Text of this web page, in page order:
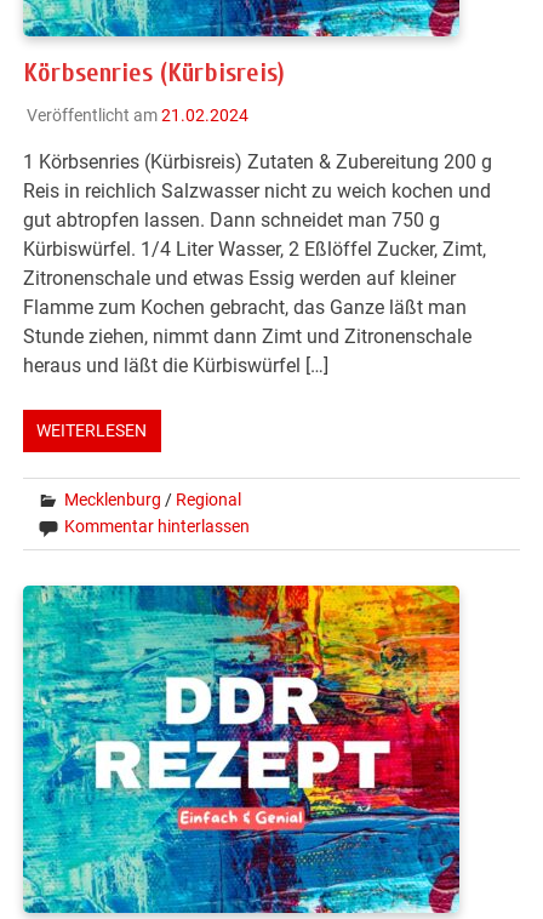
Körbsenries (Kürbisreis)
Veröffentlicht am21.02.2024
1 Körbsenries (Kürbisreis) Zutaten & Zubereitung 200 g
Reis in reichlich Salzwasser nicht zu weich kochen und
gut abtropfen lassen. Dann schneidet man 750 g
Kürbiswürfel. 1/4 Liter Wasser, 2 Eßlöffel Zucker, Zimt,
Zitronenschale und etwas Essig werden auf kleiner
Flamme zum Kochen gebracht, das Ganze läßt man
Stunde ziehen, nimmt dann Zimt und Zitronenschale
heraus und läßt die Kürbiswürfel […]
WEITERLESEN
Mecklenburg / Regional
Kommentar hinterlassen